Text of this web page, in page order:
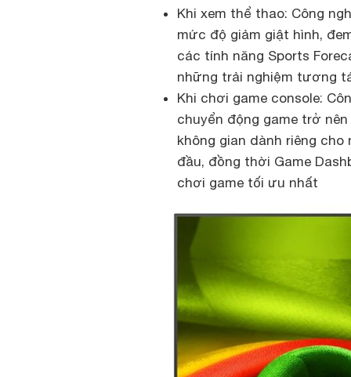
Khi xem thể thao: Công
mức độ giảm giật hình,
các tính năng Sports
những trải nghiệm tương
Khi chơi game console:
chuyển động game trở
không gian dành riêng
đầu, đồng thời Game
chơi game tối ưu nhất